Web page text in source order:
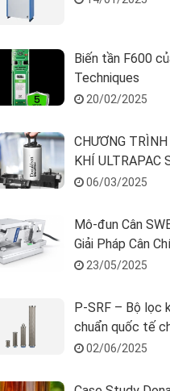
Biến tần F600
Techniques
20/02/2025
CHƯƠNG
KHÍ ULTRAPAC
SUPERPLUS
06/03/2025
Mô-đun Cân
Giải Pháp Cân
ứng dụng Công
23/05/2025
P-SRF – Bộ lọc
chuẩn quốc tế
phẩm & đồ uống
02/06/2025